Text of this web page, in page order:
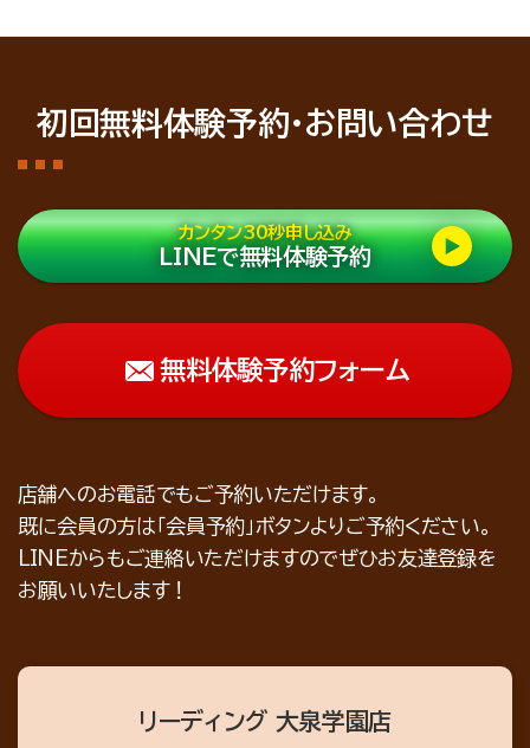
初回無料体験予約・お問い合わせ
カンタン30秒申し込み
LINEで無料体験予約
無料体験予約フォーム
店舗へのお電話でもご予約いただけます。
既に会員の方は「会員予約」ボタンよりご予約ください。
LINEからもご連絡いただけますのでぜひお友達登録を
お願いいたします！
リーディング 大泉学園店